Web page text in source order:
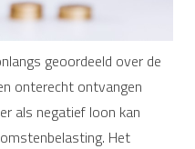
geoordeeld over de
onterecht ontvangen
als negatief loon kan
Het